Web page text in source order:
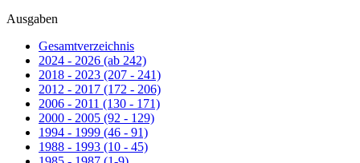
Ausgaben
Gesamtverzeichnis
2024 - 2026 (ab 242)
2018 - 2023 (207 - 241)
2012 - 2017 (172 - 206)
2006 - 2011 (130 - 171)
2000 - 2005 (92 - 129)
1994 - 1999 (46 - 91)
1988 - 1993 (10 - 45)